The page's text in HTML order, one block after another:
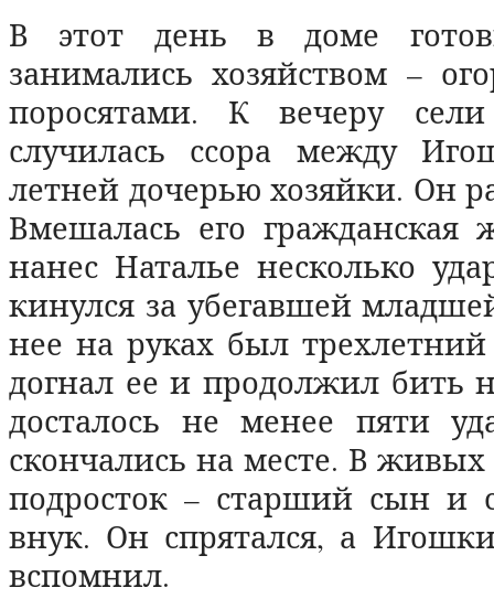
В этот день в доме
занимались хозяйством –
поросятами. К вечеру
случилась ссора между
летней дочерью хозяйки. Он
Вмешалась его гражданская
нанес Наталье несколько
кинулся за убегавшей
нее на руках был
догнал ее и продолжил бить
досталось не менее пяти
скончались на месте. В живых
подросток – старший сын и
внук. Он спрятался, а
вспомнил.